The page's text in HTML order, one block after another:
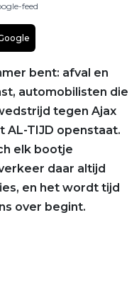
feed
bent: afval en
automobilisten die
tegen Ajax
AL-TIJD openstaat.
elk bootje
daar altijd
en het wordt tijd
over begint.